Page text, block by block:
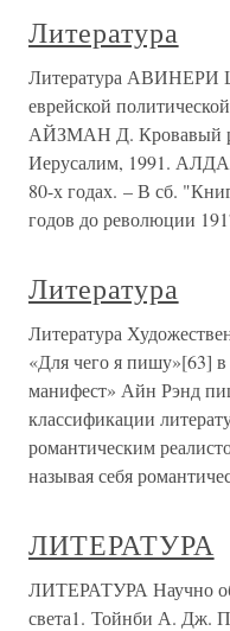
Литература
Литература АВИНЕРИ
еврейской
АЙЗМАН Д. Кровавый
Иерусалим, 1991.
80-х годах. – В сб.
годов до революции
Литература
Литература
«Для чего я пишу»[63]
манифест» Айн Рэнд
классификации
романтическим
называя себя
ЛИТЕРАТУРА
ЛИТЕРАТУРА Научно
света1. Тойнби А. Дж.